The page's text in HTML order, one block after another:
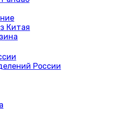
Китая
России